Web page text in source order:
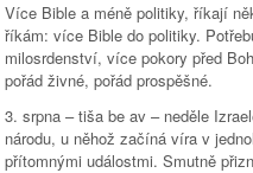
Více Bible a méně politiky, říkají
říkám: více Bible do politiky.
milosrdenství, více pokory před
pořád živné, pořád prospěšné.
3. srpna – tiša be av – neděle
národu, u něhož začíná víra v
přítomnými událostmi. Smutně